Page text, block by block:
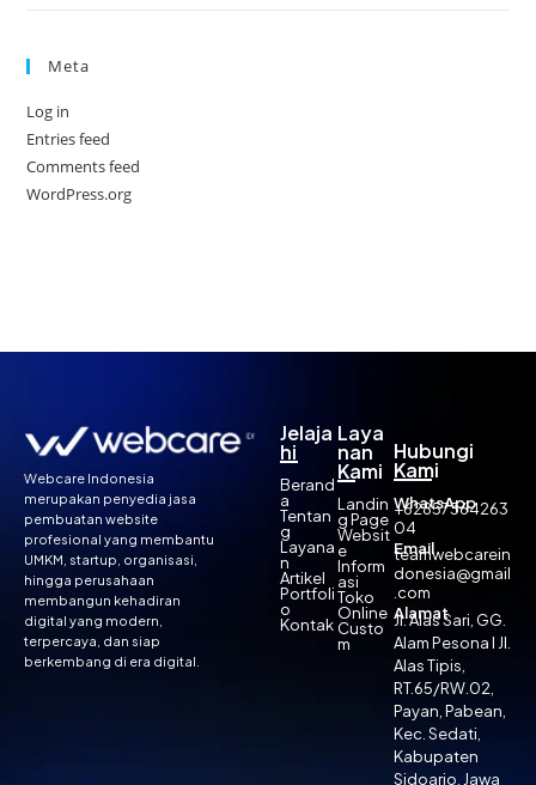
Meta
Log in
Entries feed
Comments feed
WordPress.org
Webcare Indonesia
merupakan penyedia jasa
pembuatan website
profesional yang membantu
UMKM, startup, organisasi,
hingga perusahaan
membangun kehadiran
digital yang modern,
terpercaya, dan siap
berkembang di era digital.
Jelaja
hi
Berand
a
Tentan
g
Layana
n
Artikel
Portfoli
o
Kontak
Laya
nan
Kami
Landin
g Page
Websit
e
Inform
asi
Toko
Online
Custo
m
Hubungi
Kami
WhatsApp
+62857364263
04
Email
teamwebcarein
donesia@gmail
.com
Alamat
Jl. Alas Sari, GG.
Alam Pesona I Jl.
Alas Tipis,
RT.65/RW.02,
Payan, Pabean,
Kec. Sedati,
Kabupaten
Sidoarjo, Jawa